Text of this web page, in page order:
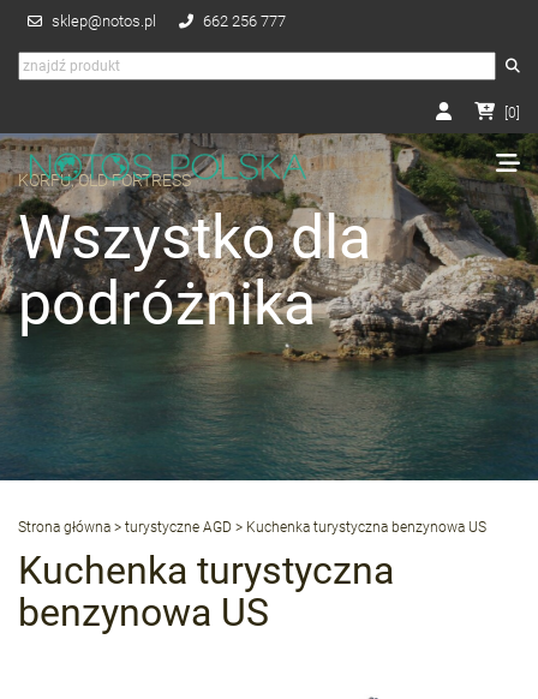
sklep@notos.pl 662 256 777
0
KORFU, OLD FORTRESS
Wszystko dla
podróżnika
Strona główna > turystyczne AGD > Kuchenka turystyczna benzynowa US
Kuchenka turystyczna
benzynowa US